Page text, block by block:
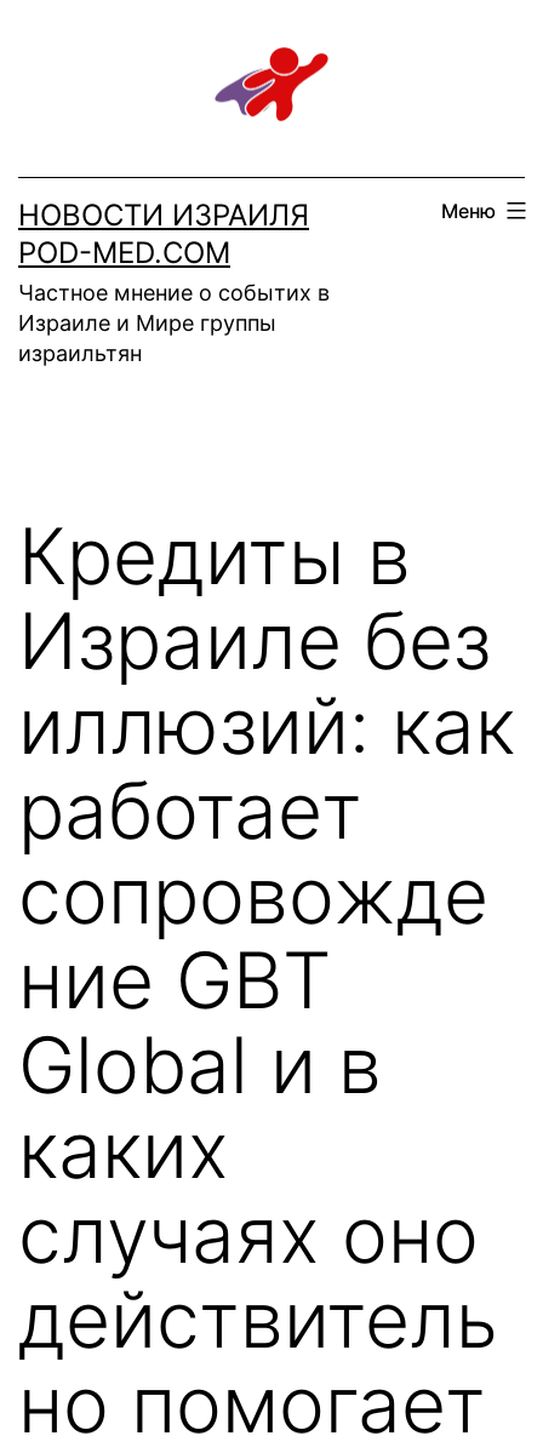
НОВОСТИ ИЗРАИЛЯ
POD-MED.COM
Частное мнение о событих в
Израиле и Мире группы
израильтян
Меню
Кредиты в
Израиле без
иллюзий: как
работает
сопровожде
ние GBT
Global и в
каких
случаях оно
действитель
но помогает